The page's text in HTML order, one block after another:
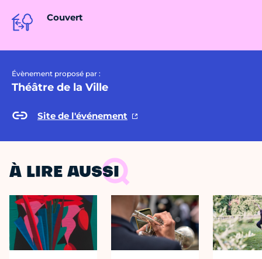
Couvert
Évènement proposé par :
Théâtre de la Ville
Site de l'événement
À LIRE AUSSI